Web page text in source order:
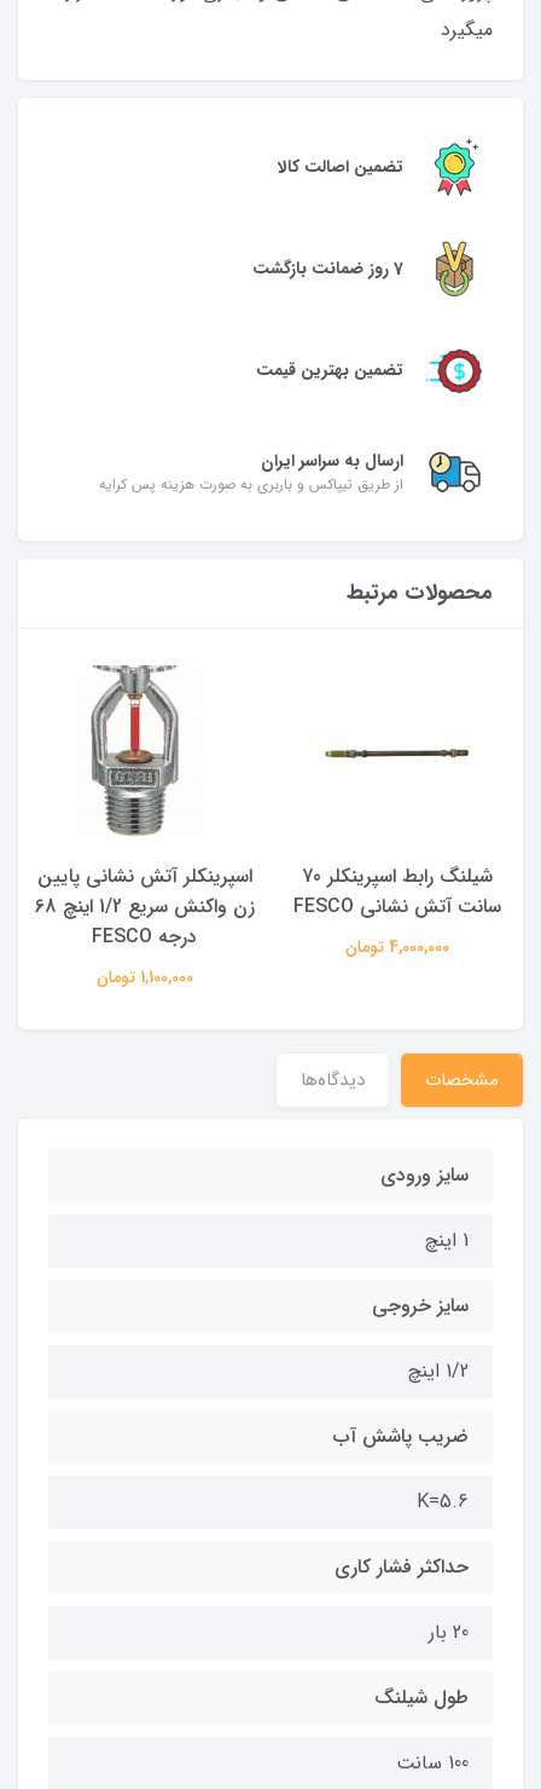
میگیرد
تضمین اصالت کالا
7 روز ضمانت بازگشت
تضمین بهترین قیمت
ارسال به سراسر ایران
از طریق تیپاکس و باربری به صورت هزینه پس کرایه
محصولات مرتبط
شیلنگ رابط اسپرینکلر 70
سانت آتش نشانی FESCO
4,000,000 تومان
اسپرینکلر آتش نشانی پایین
زن واکنش سریع 1/2 اینچ 68
درجه FESCO
1,100,000 تومان
مشخصات دیدگاه‌ها
سایز ورودی
1 اینچ
سایز خروجی
1/2 اینچ
ضریب پاشش آب
K=5.6
حداکثر فشار کاری
20 بار
طول شیلنگ
100 سانت